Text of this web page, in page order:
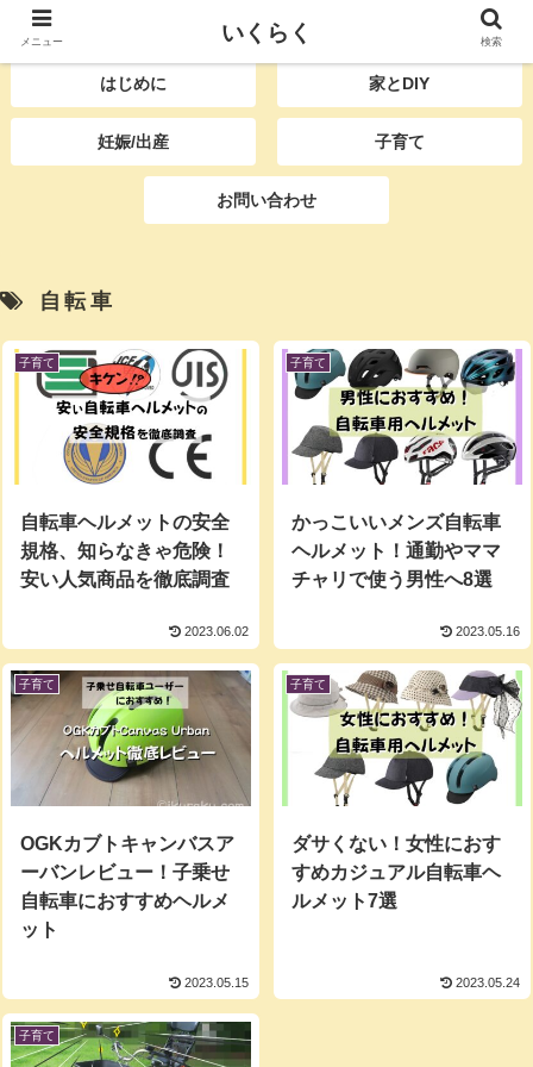
育児をもっと楽に、DIYももっと楽しく
はじめに 家とDIY
妊娠/出産 子育て
お問い合わせ
自転車
子育て
自転車ヘルメットの安全
規格、知らなきゃ危険！
安い人気商品を徹底調査
2023.06.02
子育て
かっこいいメンズ自転車
ヘルメット！通勤やママ
チャリで使う男性へ8選
2023.05.16
子育て
OGKカブトキャンバスア
ーバンレビュー！子乗せ
自転車におすすめヘルメ
ット
2023.05.15
子育て
ダサくない！女性におす
すめカジュアル自転車ヘ
ルメット7選
2023.05.24
子育て
メニュー いくらく 検索